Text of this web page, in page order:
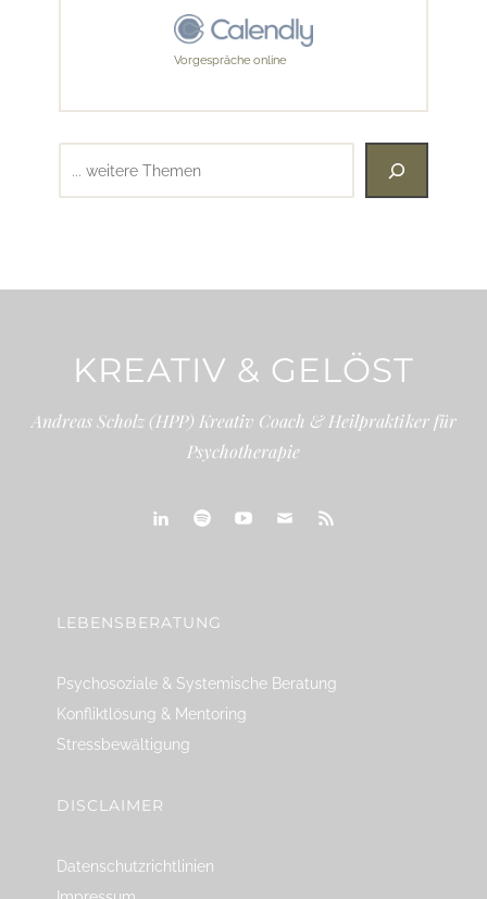
Vorgespräche online
KREATIV & GELÖST
Andreas Scholz (HPP) Kreativ Coach & Heilpraktiker für
Psychotherapie
LEBENSBERATUNG
Psychosoziale & Systemische Beratung
Konfliktlösung & Mentoring
Stressbewältigung
DISCLAIMER
Datenschutzrichtlinien